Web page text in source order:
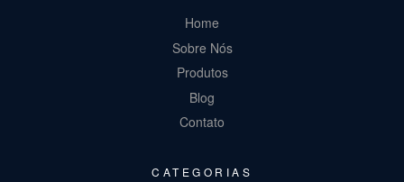
Home
Sobre Nós
Produtos
Blog
Contato
CATEGORIAS